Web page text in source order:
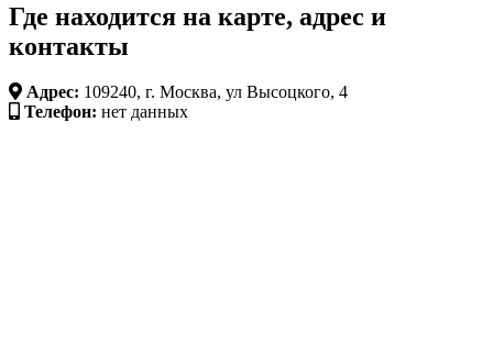
Где находится на карте, адрес и
контакты
Адрес: 109240, г. Москва, ул Высоцкого, 4
Телефон: нет данных